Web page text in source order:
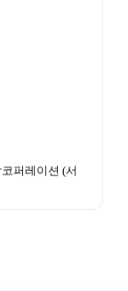
퍼레이션 (서